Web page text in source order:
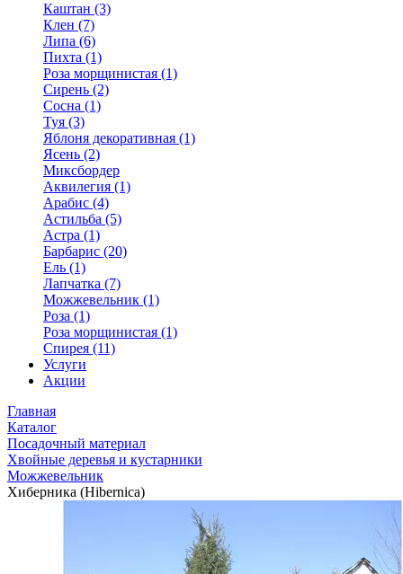
Каштан (3)
Клен (7)
Липа (6)
Пихта (1)
Роза морщинистая (1)
Сирень (2)
Сосна (1)
Туя (3)
Яблоня декоративная (1)
Ясень (2)
Миксбордер
Аквилегия (1)
Арабис (4)
Астильба (5)
Астра (1)
Барбарис (20)
Ель (1)
Лапчатка (7)
Можжевельник (1)
Роза (1)
Роза морщинистая (1)
Спирея (11)
Услуги
Акции
Главная
Каталог
Посадочный материал
Хвойные деревья и кустарники
Можжевельник
Хиберника (Hibernica)